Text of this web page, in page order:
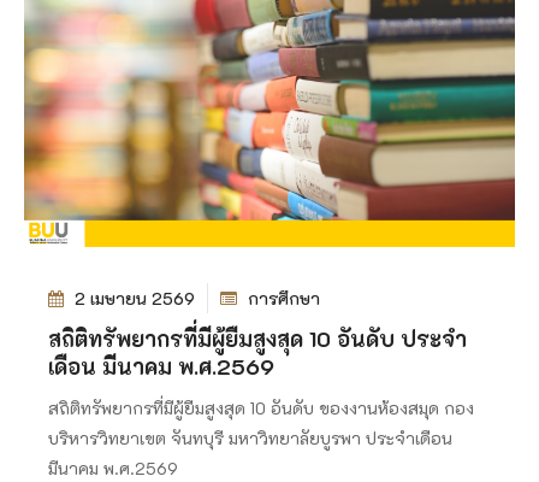
2 เมษายน 2569 การศึกษา
สถิติทรัพยากรที่มีผู้ยืมสูงสุด 10 อันดับ ประจำ
เดือน มีนาคม พ.ศ.2569
สถิติทรัพยากรที่มีผู้ยืมสูงสุด 10 อันดับ ของงานห้องสมุด กอง
บริหารวิทยาเขต จันทบุรี มหาวิทยาลัยบูรพา ประจำเดือน
มีนาคม พ.ศ.2569